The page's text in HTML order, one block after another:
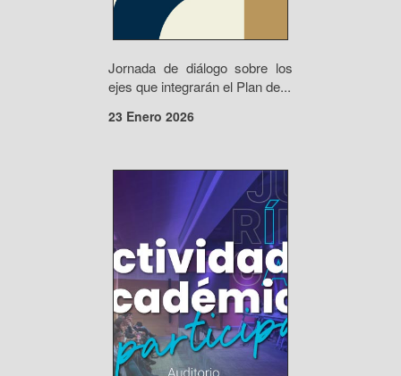
Jornada de diálogo sobre los
ejes que integrarán el Plan de...
23 Enero 2026